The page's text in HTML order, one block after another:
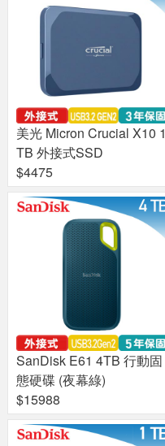
美光 Micron Crucial X10 1
TB 外接式SSD
$4475
SanDisk E61 4TB 行動固
態硬碟 (夜幕綠)
$15988